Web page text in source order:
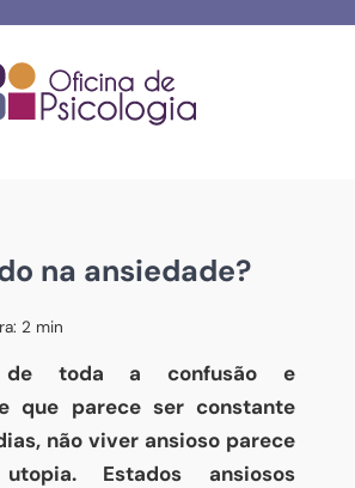
na ansiedade?
2 min
toda a confusão e
que parece ser constante
não viver ansioso parece
Estados ansiosos